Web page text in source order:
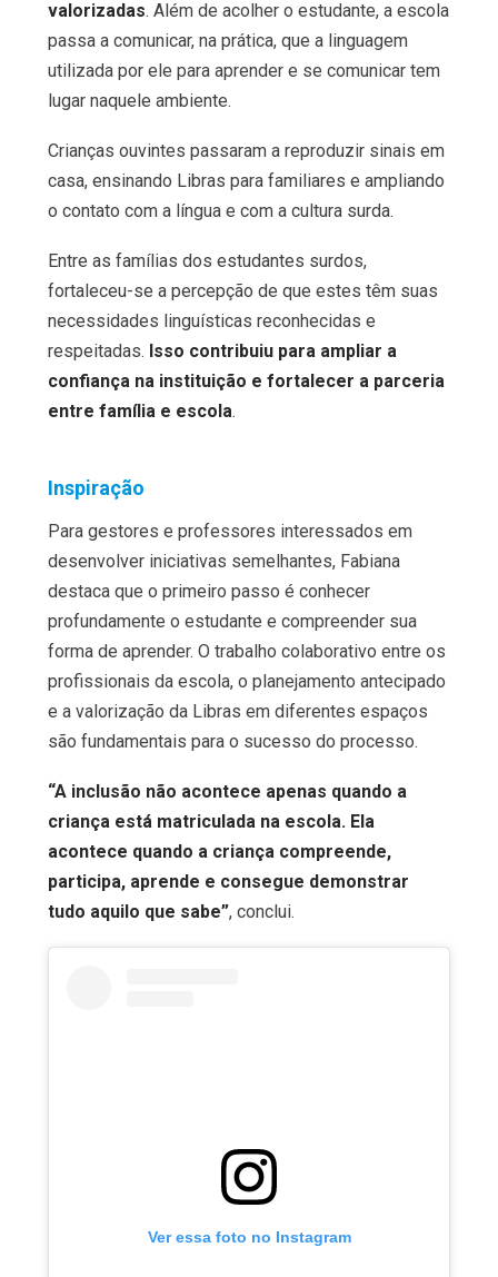
valorizadas. Além de acolher o estudante, a escola
passa a comunicar, na prática, que a linguagem
utilizada por ele para aprender e se comunicar tem
lugar naquele ambiente.
Crianças ouvintes passaram a reproduzir sinais em
casa, ensinando Libras para familiares e ampliando
o contato com a língua e com a cultura surda.
Entre as famílias dos estudantes surdos,
fortaleceu-se a percepção de que estes têm suas
necessidades linguísticas reconhecidas e
respeitadas. Isso contribuiu para ampliar a
confiança na instituição e fortalecer a parceria
entre família e escola.
Inspiração
Para gestores e professores interessados em
desenvolver iniciativas semelhantes, Fabiana
destaca que o primeiro passo é conhecer
profundamente o estudante e compreender sua
forma de aprender. O trabalho colaborativo entre os
profissionais da escola, o planejamento antecipado
e a valorização da Libras em diferentes espaços
são fundamentais para o sucesso do processo.
“A inclusão não acontece apenas quando a
criança está matriculada na escola. Ela
acontece quando a criança compreende,
participa, aprende e consegue demonstrar
tudo aquilo que sabe”, conclui.
Ver essa foto no Instagram